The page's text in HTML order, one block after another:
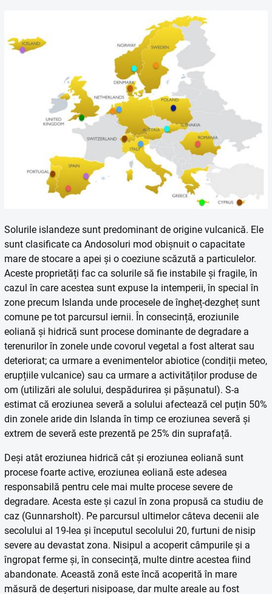
Solurile islandeze sunt predominant de origine vulcanică. Ele
sunt clasificate ca Andosoluri mod obișnuit o capacitate
mare de stocare a apei și o coeziune scăzută a particulelor.
Aceste proprietăți fac ca solurile să fie instabile și fragile, în
cazul în care acestea sunt expuse la intemperii, în special în
zone precum Islanda unde procesele de îngheț-dezgheț sunt
comune pe tot parcursul iernii. În consecință, eroziunile
eoliană și hidrică sunt procese dominante de degradare a
terenurilor în zonele unde covorul vegetal a fost alterat sau
deteriorat; ca urmare a evenimentelor abiotice (condiții meteo,
erupțiile vulcanice) sau ca urmare a activităților produse de
om (utilizări ale solului, despădurirea și pășunatul). S-a
estimat că eroziunea severă a solului afectează cel puțin 50%
din zonele aride din Islanda în timp ce eroziunea severă și
extrem de severă este prezentă pe 25% din suprafață.
Deși atât eroziunea hidrică cât și eroziunea eoliană sunt
procese foarte active, eroziunea eoliană este adesea
responsabilă pentru cele mai multe procese severe de
degradare. Acesta este și cazul în zona propusă ca studiu de
caz (Gunnarsholt). Pe parcursul ultimelor câteva decenii ale
secolului al 19-lea și începutul secolului 20, furtuni de nisip
severe au devastat zona. Nisipul a acoperit câmpurile și a
îngropat ferme și, în consecință, multe dintre acestea fiind
abandonate. Această zonă este încă acoperită în mare
măsură de deșerturi nisipoase, dar multe areale au fost